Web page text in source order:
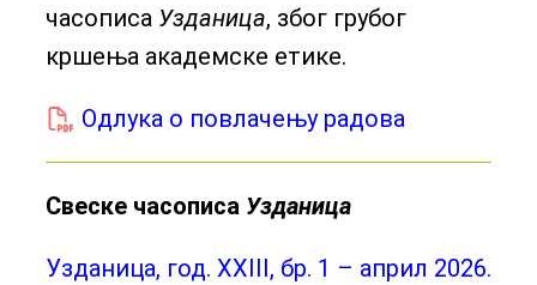
часописа Узданица, због грубог
кршења академске етике.
Одлука о повлачењу радова
Свеске часописа Узданица
Узданица, год. XXIII, бр. 1 – април 2026.